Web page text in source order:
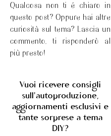
Qualcosa non ti é chiaro in
questo post? Oppure hai altre
curiosità sul tema? Lascia un
commento, ti risponderò al
più presto!
Vuoi ricevere consigli
sull'autoproduzione,
aggiornamenti esclusivi e
tante sorprese a tema
DIY?